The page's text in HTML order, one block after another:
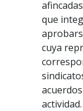
que
cuya
actividad.